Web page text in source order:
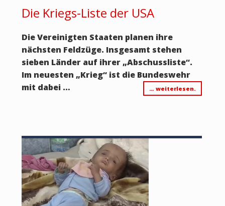
Die Kriegs-Liste der USA
Die Vereinigten Staaten planen ihre
nächsten Feldzüge. Insgesamt stehen
sieben Länder auf ihrer „Abschussliste“.
Im neuesten „Krieg“ ist die Bundeswehr
mit dabei …
… weiterlesen.